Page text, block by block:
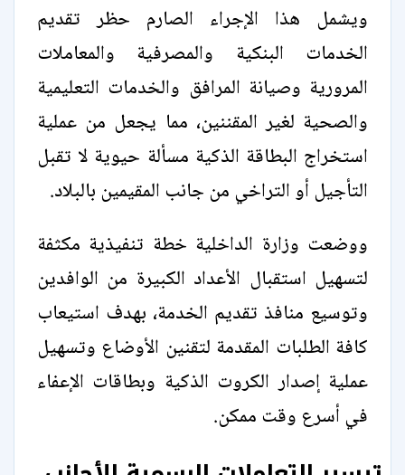
ويشمل هذا الإجراء الصارم حظر تقديم
الخدمات البنكية والمصرفية والمعاملات
المرورية وصيانة المرافق والخدمات التعليمية
والصحية لغير المقننين، مما يجعل من عملية
استخراج البطاقة الذكية مسألة حيوية لا تقبل
التأجيل أو التراخي من جانب المقيمين بالبلاد.
ووضعت وزارة الداخلية خطة تنفيذية مكثفة
لتسهيل استقبال الأعداد الكبيرة من الوافدين
وتوسيع منافذ تقديم الخدمة، بهدف استيعاب
كافة الطلبات المقدمة لتقنين الأوضاع وتسهيل
عملية إصدار الكروت الذكية وبطاقات الإعفاء
في أسرع وقت ممكن.